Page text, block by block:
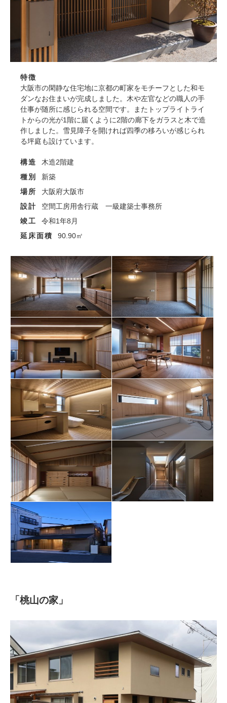
特徴
大阪市の閑静な住宅地に京都の町家をモチーフとした和モ
ダンなお住まいが完成しました。木や左官などの職人の手
仕事が随所に感じられる空間です。またトップライトライ
トからの光が1階に届くように2階の廊下をガラスと木で造
作しました。雪見障子を開ければ四季の移ろいが感じられ
る坪庭も設けています。
構造
木造2階建
種別
新築
場所
大阪府大阪市
設計
空間工房用舎行蔵 一級建築士事務所
竣工
令和1年8月
延床面積
90.90㎡
「桃山の家」